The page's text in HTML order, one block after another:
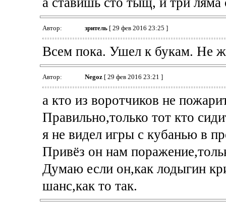
Автор: зpитель[ 29 фев 2016 23:25 ]
Всем пока. Ушел к букам. Не
Автор: Negoz[ 29 фев 2016 23:21 ]
а кто из воротчиков не
Правильно,только тот кто
я не видел игры с кубанью в
Привёз он нам
Думаю если он,как лодыгин
шанс,как то так.